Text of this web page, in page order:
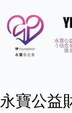
永寶公
う信念
援
永寶公益